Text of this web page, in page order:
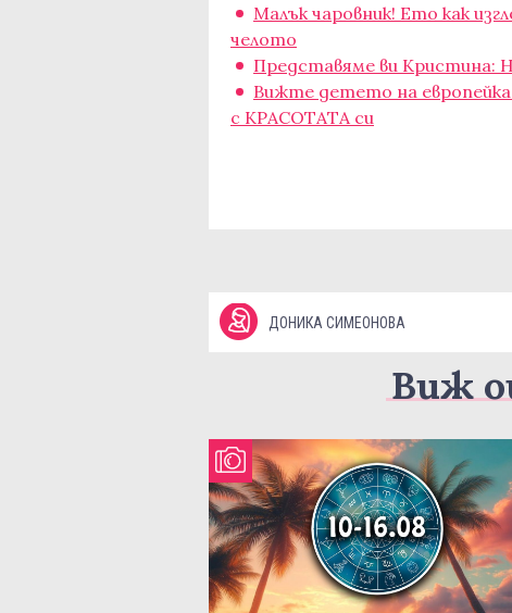
Малък чаровник! Ето как
челото
Представяме ви Кристина:
Вижте детето на
с КРАСОТАТА си
ДОНИКА СИМЕОНОВА
Виж